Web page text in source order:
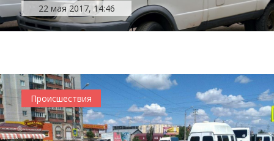
22 мая 2017, 14:46
Набережную 1 Мая хотят переименовать
22 мая 2017, 14:16
Происшествия